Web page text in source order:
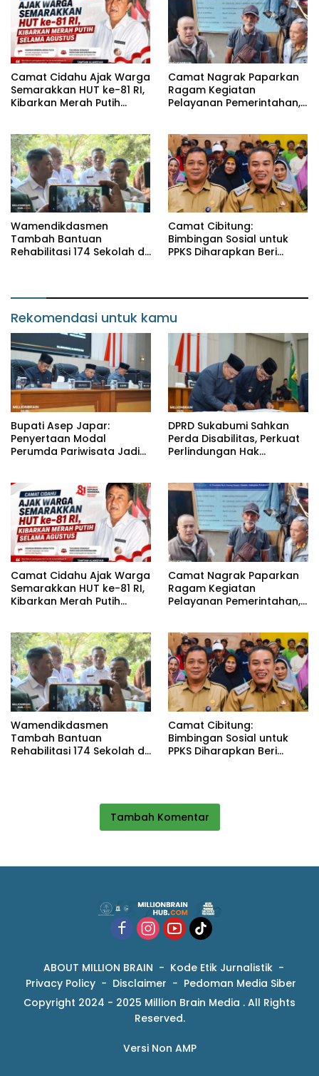
Camat Cidahu Ajak Warga
Semarakkan HUT ke-81 RI,
Kibarkan Merah Putih
Camat Nagrak Paparkan
Ragam Kegiatan
Pelayanan Pemerintahan,
Wamendikdasmen
Tambah Bantuan
Rehabilitasi 174 Sekolah di
Camat Cibitung:
Bimbingan Sosial untuk
PPKS Diharapkan Beri
Rekomendasi untuk kamu
Bupati Asep Japar:
Penyertaan Modal
Perumda Pariwisata Jadi
DPRD Sukabumi Sahkan
Perda Disabilitas, Perkuat
Perlindungan Hak
Camat Cidahu Ajak Warga
Semarakkan HUT ke-81 RI,
Kibarkan Merah Putih
Camat Nagrak Paparkan
Ragam Kegiatan
Pelayanan Pemerintahan,
Wamendikdasmen
Tambah Bantuan
Rehabilitasi 174 Sekolah di
Camat Cibitung:
Bimbingan Sosial untuk
PPKS Diharapkan Beri
Tambah Komentar
ABOUT MILLION BRAIN
Kode Etik Jurnalistik
Privacy Policy
Disclaimer
Pedoman Media Siber
Copyright 2024 - 2025 Million Brain Media . All Rights
Reserved.
Versi Non AMP